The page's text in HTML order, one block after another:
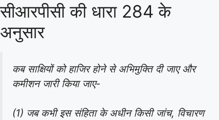
सीआरपीसी की धारा 284 के
अनुसार
कब साक्षियों को हाजिर होने से अभिमुक्ति दी जाए और
कमीशन जारी किया जाए-
(1) जब कभी इस संहिता के अधीन किसी जांच, विचारण